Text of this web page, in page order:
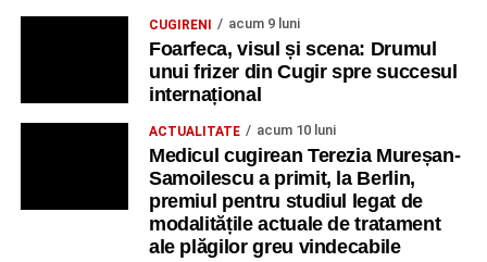
CUGIRENI acum 9 luni
Foarfeca, visul și scena: Drumul
unui frizer din Cugir spre succesul
internațional
ACTUALITATE acum 10 luni
Medicul cugirean Terezia Mureșan-
Samoilescu a primit, la Berlin,
premiul pentru studiul legat de
modalitățile actuale de tratament
ale plăgilor greu vindecabile